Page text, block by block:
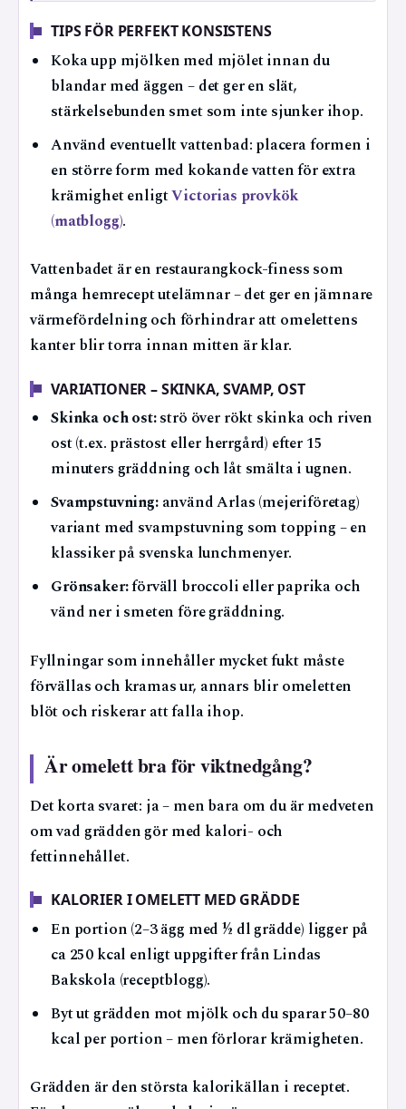
TIPS FÖR PERFEKT KONSISTENS
Koka upp mjölken med mjölet innan du
blandar med äggen – det ger en slät,
stärkelsebunden smet som inte sjunker ihop.
Använd eventuellt vattenbad: placera formen i
en större form med kokande vatten för extra
krämighet enligtVictorias provkök
(matblogg).
Vattenbadet är en restaurangkock-finess som
många hemrecept utelämnar – det ger en jämnare
värmefördelning och förhindrar att omelettens
kanter blir torra innan mitten är klar.
VARIATIONER – SKINKA, SVAMP, OST
Skinka och ost:strö över rökt skinka och riven
ost (t.ex. prästost eller herrgård) efter 15
minuters gräddning och låt smälta i ugnen.
Svampstuvning:använd Arlas (mejeriföretag)
variant med svampstuvning som topping – en
klassiker på svenska lunchmenyer.
Grönsaker:förväll broccoli eller paprika och
vänd ner i smeten före gräddning.
Fyllningar som innehåller mycket fukt måste
förvällas och kramas ur, annars blir omeletten
blöt och riskerar att falla ihop.
Är omelett bra för viktnedgång?
Det korta svaret: ja – men bara om du är medveten
om vad grädden gör med kalori- och
fettinnehållet.
KALORIER I OMELETT MED GRÄDDE
En portion (2–3 ägg med ½ dl grädde) ligger på
ca 250 kcal enligt uppgifter från Lindas
Bakskola (receptblogg).
Byt ut grädden mot mjölk och du sparar 50–80
kcal per portion – men förlorar krämigheten.
Grädden är den största kalorikällan i receptet.